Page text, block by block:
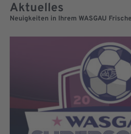
Aktuelles
Neuigkeiten in Ihrem WASGAU